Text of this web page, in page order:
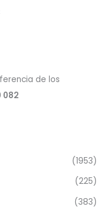
de los
082
(1953)
(225)
(383)